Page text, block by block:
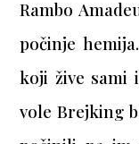
Rambo
počinje
koji žive sami
vole Brejking